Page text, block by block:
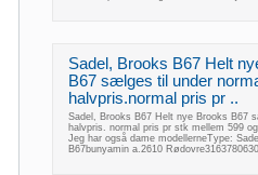
Sadel, Brooks B67 Helt
B67 sælges til under
halvpris.normal pris pr ..
Sadel, Brooks B67 Helt nye Brooks B67
halvpris. normal pris pr stk mellem 599
Jeg har også dame modellerneType:
B67bunyamin a.2610